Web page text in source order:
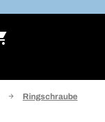
Ringschraube